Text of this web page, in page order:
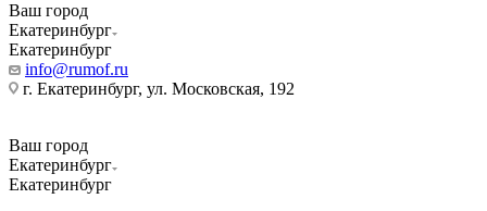
Ваш город
Екатеринбург
Екатеринбург
info@rumof.ru
г. Екатеринбург, ул. Московская, 192
Ваш город
Екатеринбург
Екатеринбург